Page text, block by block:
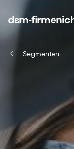
Segmenten